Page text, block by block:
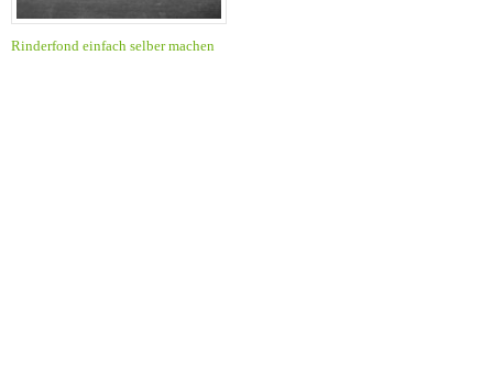
Rinderfond einfach selber machen